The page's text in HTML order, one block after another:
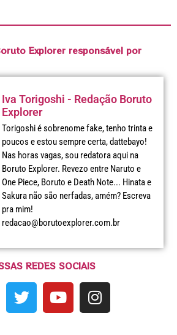
Explorer responsável por
Iva Torigoshi - Redação Boruto
Explorer
Torigoshi é sobrenome fake, tenho trinta e
poucos e estou sempre certa, dattebayo!
Nas horas vagas, sou redatora aqui na
Boruto Explorer. Revezo entre Naruto e
One Piece, Boruto e Death Note... Hinata e
Sakura não são nerfadas, amém? Escreva
pra mim!
redacao@borutoexplorer.com.br
REDES SOCIAIS